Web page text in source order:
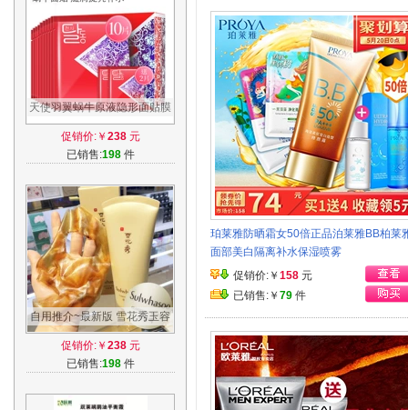
天使羽翼蜗牛原液隐形面贴膜
补水保湿提亮肤色舒缓控油面
膜
促销价:￥ 238元
已销售:198件
自用推介~最新版 雪花秀玉容
面膜 撕拉面膜150ml 撕拉式
清洁毛孔
促销价:￥ 238元
已销售:198件
珀莱雅防晒霜女50倍正品泊莱雅BB柏莱
面部美白隔离补水保湿喷雾
促销价:￥ 158 元
已销售:￥ 79 件